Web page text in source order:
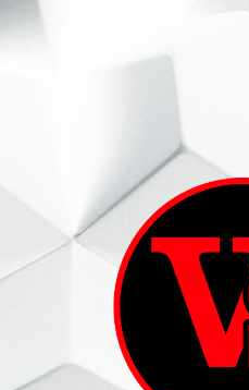
ВИННЫЙ СКЛАД